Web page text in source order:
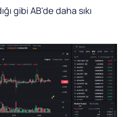
gibi AB'de daha sıkı